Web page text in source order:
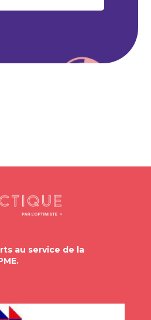
au service de la